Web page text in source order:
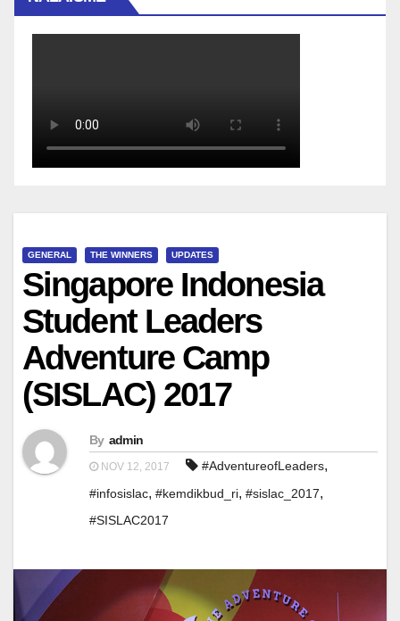
GENERAL THE WINNERS UPDATES
Singapore Indonesia
Student Leaders
Adventure Camp
(SISLAC) 2017
By admin
NOV 12, 2017 #AdventureofLeaders,
#infosislac, #kemdikbud_ri, #sislac_2017,
#SISLAC2017